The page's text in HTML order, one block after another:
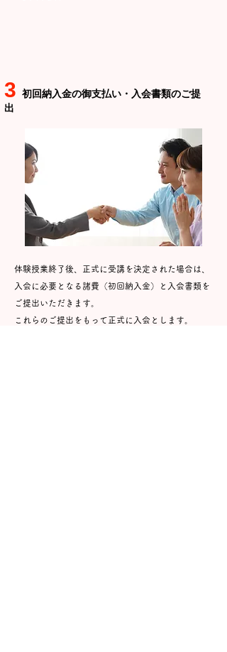
3 ​初回納入金の御支払い・入会書類のご提
出
体験授業終了後、正式に受講を決定された場合は、
入会に必要となる諸費（初回納入金）と入会書類を
ご提出いただきます。
​これらのご提出をもって正式に入会とします。